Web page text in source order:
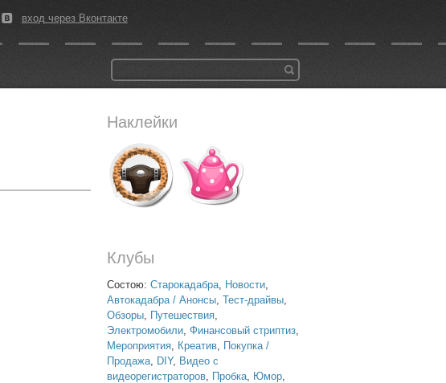
вход через Вконтакте
Наклейки
Клубы
Состою: Старокадабра, Новости,
Автокадабра / Анонсы, Тест-драйвы,
Обзоры, Путешествия,
Электромобили, Финансовый стриптиз,
Мероприятия, Креатив, Покупка /
Продажа, DIY, Видео с
видеорегистраторов, Пробка, Юмор,